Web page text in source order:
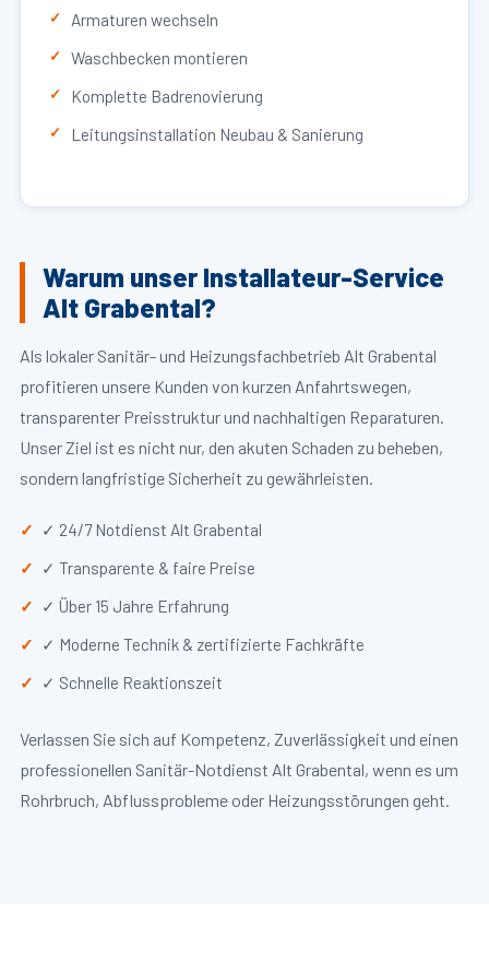
Armaturen wechseln
Waschbecken montieren
Komplette Badrenovierung
Leitungsinstallation Neubau & Sanierung
Warum unser Installateur-Service
Alt Grabental?
Als lokaler Sanitär- und Heizungsfachbetrieb Alt Grabental
profitieren unsere Kunden von kurzen Anfahrtswegen,
transparenter Preisstruktur und nachhaltigen Reparaturen.
Unser Ziel ist es nicht nur, den akuten Schaden zu beheben,
sondern langfristige Sicherheit zu gewährleisten.
✓ 24/7 Notdienst Alt Grabental
✓ Transparente & faire Preise
✓ Über 15 Jahre Erfahrung
✓ Moderne Technik & zertifizierte Fachkräfte
✓ Schnelle Reaktionszeit
Verlassen Sie sich auf Kompetenz, Zuverlässigkeit und einen
professionellen Sanitär-Notdienst Alt Grabental, wenn es um
Rohrbruch, Abflussprobleme oder Heizungsstörungen geht.